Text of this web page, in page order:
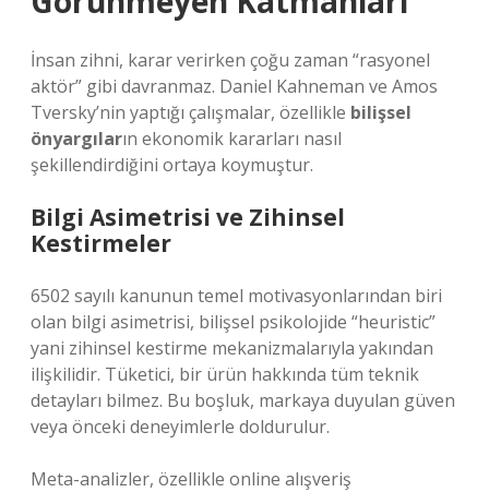
İnsan zihni, karar verirken çoğu zaman “rasyonel
aktör” gibi davranmaz. Daniel Kahneman ve Amos
Tversky’nin yaptığı çalışmalar, özellikle bilişsel
önyargıların ekonomik kararları nasıl
şekillendirdiğini ortaya koymuştur.
Bilgi Asimetrisi ve Zihinsel
Kestirmeler
6502 sayılı kanunun temel motivasyonlarından biri
olan bilgi asimetrisi, bilişsel psikolojide “heuristic”
yani zihinsel kestirme mekanizmalarıyla yakından
ilişkilidir. Tüketici, bir ürün hakkında tüm teknik
detayları bilmez. Bu boşluk, markaya duyulan güven
veya önceki deneyimlerle doldurulur.
Meta-analizler, özellikle online alışveriş